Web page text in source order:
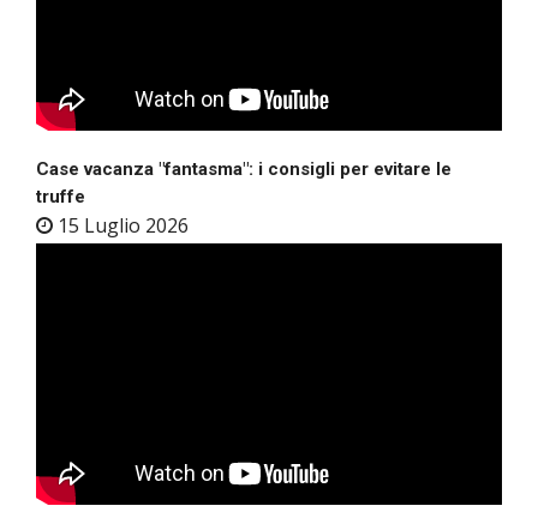
Case vacanza "fantasma": i consigli per evitare le
truffe
15 Luglio 2026